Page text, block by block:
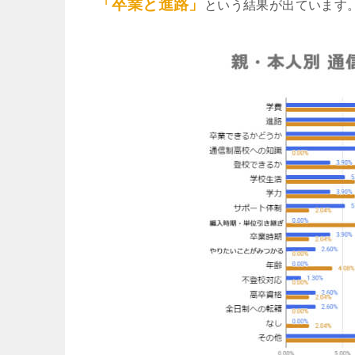
「卒業と進路」 という結果が出ています